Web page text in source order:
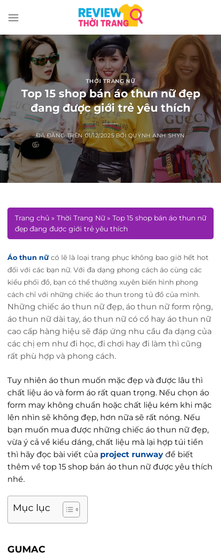
đến
dung
THỜI TRANG NỮ
Top 15 shop bán áo thun nữ đẹp
đang được giới trẻ yêu thích
ĐÃ ĐĂNG TRÊN01/12/2025 BỞI QUỲNH ANH SHYN
Trang chủ » Thời Trang Nữ» Top 15 shop bán áo thun nữ
đẹp đang được giới trẻ yêu thích
Áo thun nữ có lẽ là loại trang phục không bao giờ hết hot
đối với các bạn nữ. Với đa dạng phong cách áo cùng các
kiểu phối đồ, bạn có thể thường xuyên biến hình phong
cách chỉ với những chiếc áo thun trong tủ đồ của mình.
Những chiếc áo thun nữ đẹp, áo thun nữ form rộng,
áo thun nữ dài tay, áo thun nữ có cổ hay áo thun nữ
cao cấp hàng hiệu sẽ đáp ứng nhu cầu đa dạng của
các chị em như đi học, đi chơi hay đi làm thì cũng
rất phù hợp và phong cách.
Tuy nhiên áo thun muốn mặc đẹp và được lâu thì
chất liệu áo và form áo rất quan trọng. Nếu chọn áo
form may không chuẩn hoặc chất liệu kém khi mặc
lên nhìn sẽ không đẹp, hơn nữa sẽ rất nóng. Nếu
bạn muốn mua được những chiếc áo thun nữ đẹp,
vừa ý cả về kiểu dáng, chất liệu mà lại hợp túi tiền
thì hãy đọc bài viết của project runway để biết
thêm về top 15 shop bán áo thun nữ được yêu thích
nhé.
Mục lục
GUMAC